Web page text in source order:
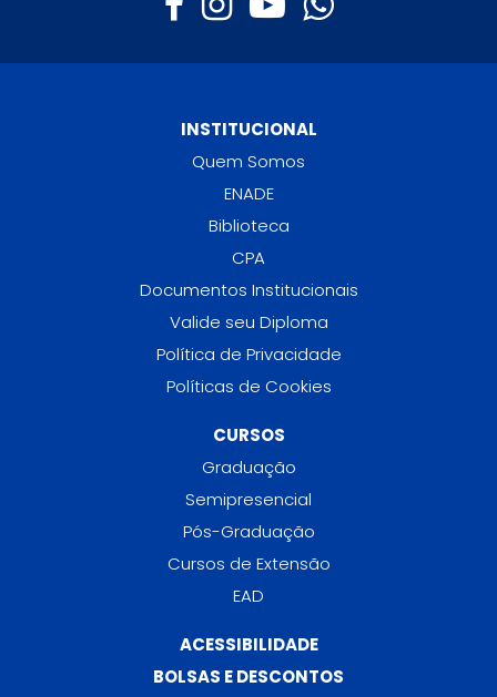
INSTITUCIONAL
Quem Somos
ENADE
Biblioteca
CPA
Documentos Institucionais
Valide seu Diploma
Política de Privacidade
Políticas de Cookies
CURSOS
Graduação
Semipresencial
Pós-Graduação
Cursos de Extensão
EAD
ACESSIBILIDADE
BOLSAS E DESCONTOS